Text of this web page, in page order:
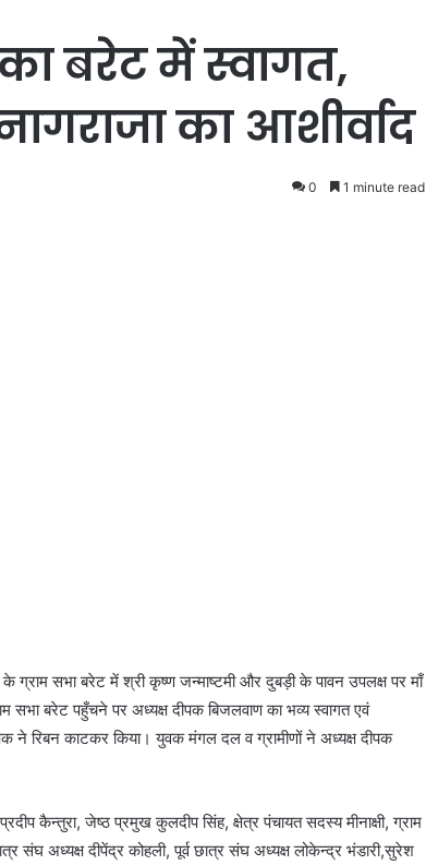
बरेट में स्वागत,
का आशीर्वाद
0 1 minute read
के ग्राम सभा बरेट में श्री कृष्ण जन्माष्टमी और दुबड़ी के पावन उपलक्ष पर माँ
सभा बरेट पहुँचने पर अध्यक्ष दीपक बिजलवाण का भव्य स्वागत एवं
ने रिबन काटकर किया। युवक मंगल दल व ग्रामीणों ने अध्यक्ष दीपक
कैन्तुरा, जेष्ठ प्रमुख कुलदीप सिंह, क्षेत्र पंचायत सदस्य मीनाक्षी, ग्राम
संघ अध्यक्ष दीपेंद्र कोहली, पूर्व छात्र संघ अध्यक्ष लोकेन्द्र भंडारी,सुरेश